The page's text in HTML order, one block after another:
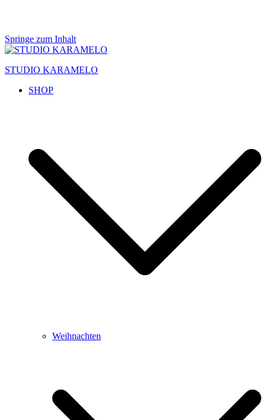
Springe zum Inhalt
STUDIO KARAMELO
SHOP
Weihnachten